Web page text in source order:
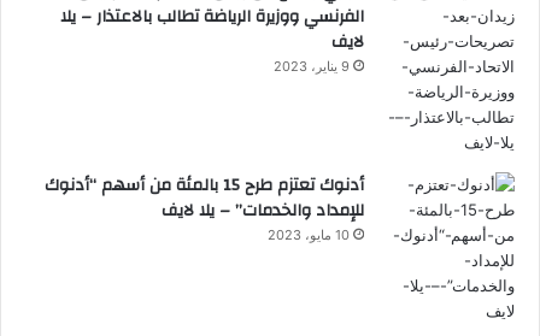
الفرنسي ووزيرة الرياضة تطالب بالاعتذار – يلا
لايف
9 يناير، 2023
أدنوك تعتزم طرح 15 بالمئة من أسهم “أدنوك
للإمداد والخدمات” – يلا لايف
10 مايو، 2023